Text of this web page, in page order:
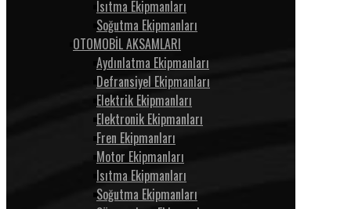
Isıtma Ekipmanları
Soğutma Ekipmanları
OTOMOBİL AKSAMLARI
Aydınlatma Ekipmanları
Defransiyel Ekipmanları
Elektrik Ekipmanları
Elektronik Ekipmanları
Fren Ekipmanları
Motor Ekipmanları
Isıtma Ekipmanları
Soğutma Ekipmanları